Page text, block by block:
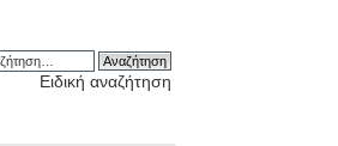
Ειδική αναζήτηση